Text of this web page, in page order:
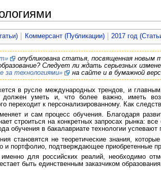
Коммерсант (Публикации) 2017 год
опубликована статья, посвященная новым
Следует ли ждать серьезных
за технологиями» на сайте и в бумажной
в русле международных трендов, и
уметь и, что более важно, иметь
переходит к персонализированному. Как
и сам процесс обучения. Благодаря
строиться на конкретных запросах рынка:
обучения в бакалавриате технологии
становятся не теоретические знания,
и портфолио, подтверждающее приобретенные
для российских реалий, необходимо
быть единственным заказчиком